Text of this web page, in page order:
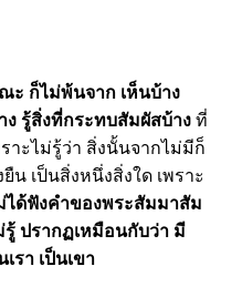
ะ ก็ไม่พ้นจาก เห็นบ้าง
ง รู้สิ่งที่กระทบสัมผัสบ้าง ที่
ะไม่รู้ว่า สิ่งนั้นจากไม่มีก็
เป็นสิ่งหนึ่งสิ่งใด เพราะ
ได้ฟังคำของพระสัมมาสัม
ปรากฏเหมือนกับว่า มี
รา เป็นเขา